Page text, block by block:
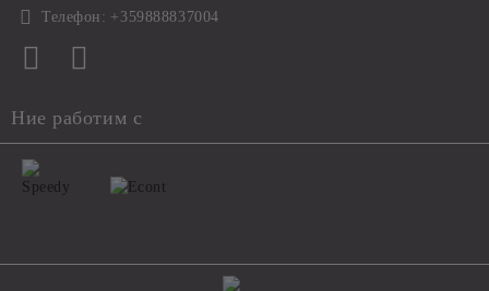
Телефон: +359888837004
Ние работим с